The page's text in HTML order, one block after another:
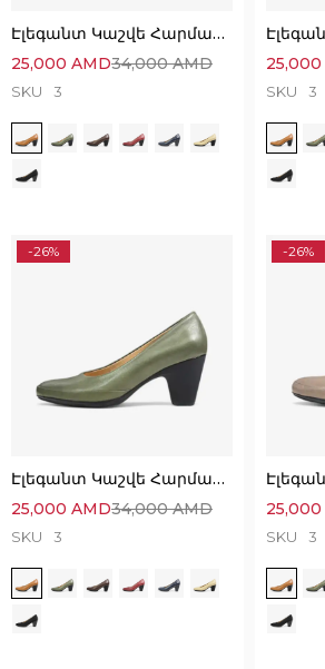
Էլեգանտ Կաշվե Հարմարավետ Կոշիկներ
34,000AMD
25,000 AMD
SKU 3
25,000
SKU 3
-26%
Էլեգանտ Կաշվե Հարմարավետ Կոշիկներ
34,000AMD
25,000 AMD
SKU 3
-26%
25,000
SKU 3